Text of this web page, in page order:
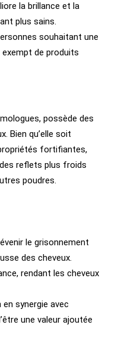
la brillance et la
plus sains.
souhaitant une
de produits
possède des
Bien qu’elle soit
fortifiantes,
reflets plus froids
poudres.
le grisonnement
des cheveux.
rendant les cheveux
synergie avec
une valeur ajoutée